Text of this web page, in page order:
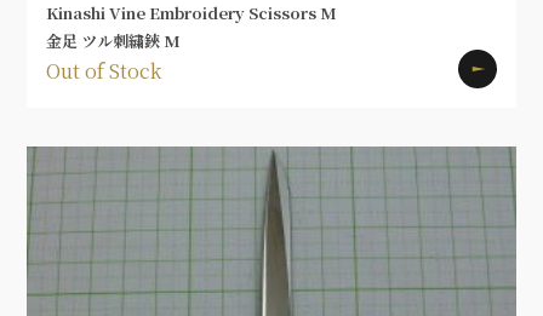
Kinashi Vine Embroidery Scissors M
金足 ツル刺繍鋏 M
Out of Stock